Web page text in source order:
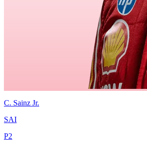
C. Sainz Jr.
SAI
P2